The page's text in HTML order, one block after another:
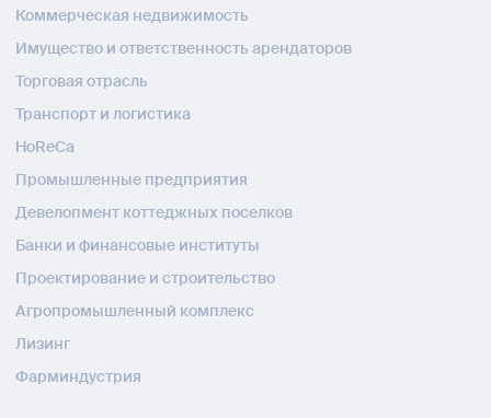
Коммерческая недвижимость
Имущество и ответственность арендаторов
Торговая отрасль
Транспорт и логистика
HoReCa
Промышленные предприятия
Девелопмент коттеджных поселков
Банки и финансовые институты
Проектирование и строительство
Агропромышленный комплекс
Лизинг
Фарминдустрия